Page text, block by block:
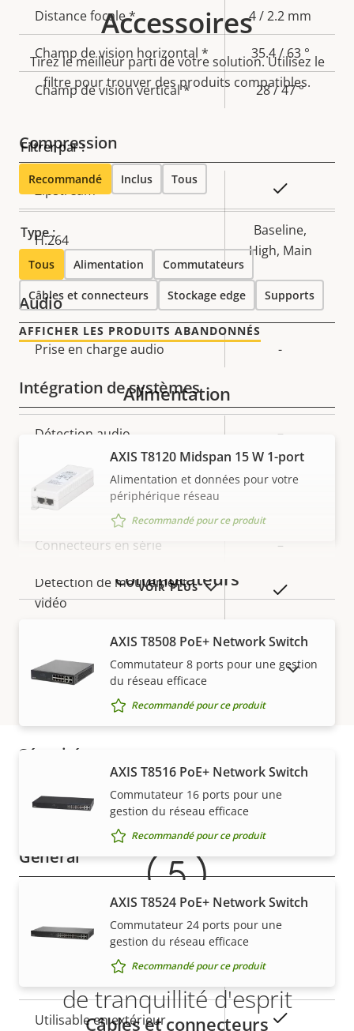
Description
de la
propriété
Valeur de
la
propriété
Distance focale * 4 / 2.2 mm
Champ de vision horizontal * 35.4 / 63 °
Champ de vision vertical * 28 / 47 °
Compression
Description
de la
propriété
Valeur de
la
Zipstream
H.264
Baseline,
High, Main
Audio
Description
propriété
Valeur de
propriété
Prise en charge audio -
Intégration de systèmes
Description
propriété
la
propriété
Détection audio –
Anti-sabotage actif
Entrées/sorties d'alarme
Connecteurs en série –
Détection de mouvement
vidéo
Réseau
de la
Valeur de
la
Sécurité
Description
Valeur de
la
propriété
SE signé
Général
de la
propriété
Valeur de
la
propriété
Stockage local (fente pour
carte mémoire)
Oui
Température de
-30 to 55 °C
Utilisable en extérieur
Accessoires
Tirez le meilleur parti de votre solution. Utilisez le
filtre pour trouver des produits compatibles.
Filtrer par :
Recommandé Inclus Tous
Type :
Tous Alimentation Commutateurs
Câbles et connecteurs Stockage edge Supports
AFFICHER LES PRODUITS ABANDONNÉS
VOIR PLUS
Alimentation
AXIS T8120 Midspan 15 W 1-port
Alimentation et données pour votre
périphérique réseau
Recommandé pour ce produit
Commutateurs
AXIS T8508 PoE+ Network Switch
Commutateur 8 ports pour une gestion
du réseau efficace
Recommandé pour ce produit
AXIS T8516 PoE+ Network Switch
Commutateur 16 ports pour une
gestion du réseau efficace
Recommandé pour ce produit
AXIS T8524 PoE+ Network Switch
Commutateur 24 ports pour une
gestion du réseau efficace
Recommandé pour ce produit
Câbles et connecteurs
AFFICHER LES PRODUITS ABANDONNÉS
Garantie
5 ans de garantie pour plus
de tranquillité d'esprit